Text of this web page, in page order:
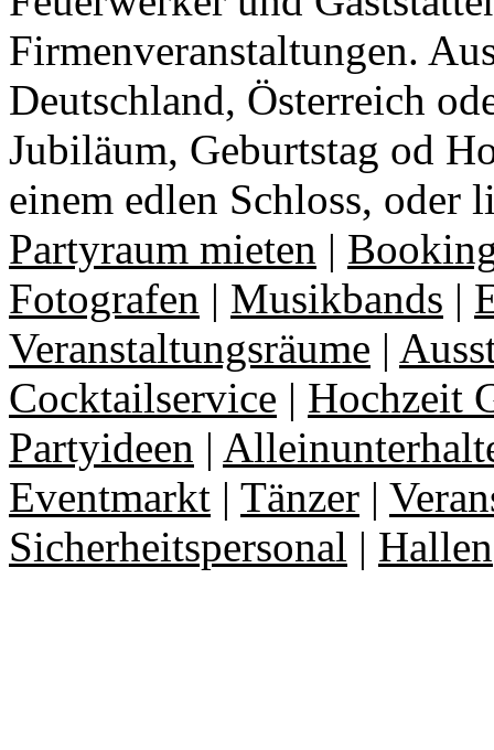
Firmenveranstaltungen.
Deutschland, Österreich
Jubiläum, Geburtstag od
einem edlen Schloss, oder
Partyraum mieten |
Fotografen | Musikbands |
Veranstaltungsräume |
Cocktailservice | Hochzeit
Partyideen |
Eventmarkt | Tänzer |
Sicherheitspersonal | Hallen